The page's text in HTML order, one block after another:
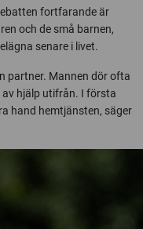
fortfarande är
och de små barnen,
senare i livet.
partner. Mannen dör ofta
av hjälp utifrån. I första
hand hemtjänsten, säger